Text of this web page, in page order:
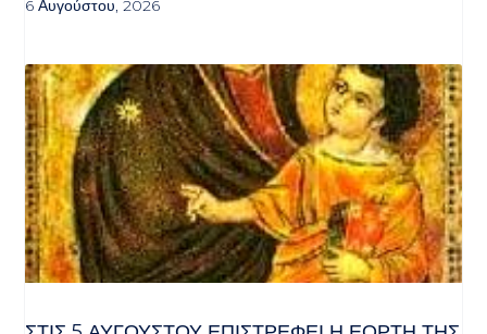
6 Αυγούστου, 2026